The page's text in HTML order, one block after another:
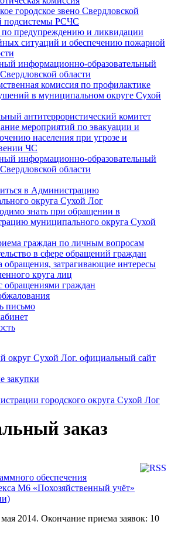
городское звено Свердловской
подсистемы РСЧС
предупреждению и ликвидации
ситуаций и обеспечению пожарной
информационно-образовательный
области
комиссия по профилактике
в муниципальном округе Сухой
антитеррористический комитет
мероприятий по эвакуации и
населения при угрозе и
ЧС
информационно-образовательный
области
в Администрацию
округа Сухой Лог
знать при обращении в
муниципального округа Сухой
граждан по личным вопросам
в сфере обращений граждан
обращения, затрагивающие интересы
круга лиц
обращениями граждан
письмо
округ Сухой Лог. официальный сайт
закупки
городского округа Сухой Лог
заказ
обеспечения
М6 «Похозяйственный учёт»
2014. Окончание приема заявок: 10